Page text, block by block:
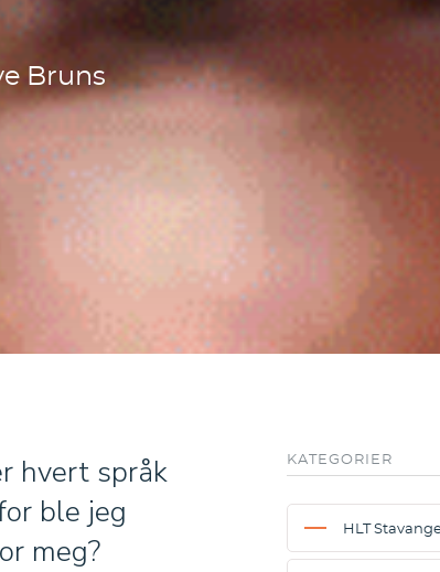
Bruns
hvert språk
ble jeg
meg?
KATEGORIER
HLT